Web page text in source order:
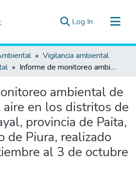
Log In (current)
Vigilancia ambiental
Informe de monitoreo ambiental de la calidad del aire en los distritos de Colán y Vichayal, provincia de Paita, departamento de Piura, realizado del 22 de setiembre al 3 de octubre de 2017
ambiental de
en los distritos de
provincia de Paita,
de Piura, realizado
al 3 de octubre